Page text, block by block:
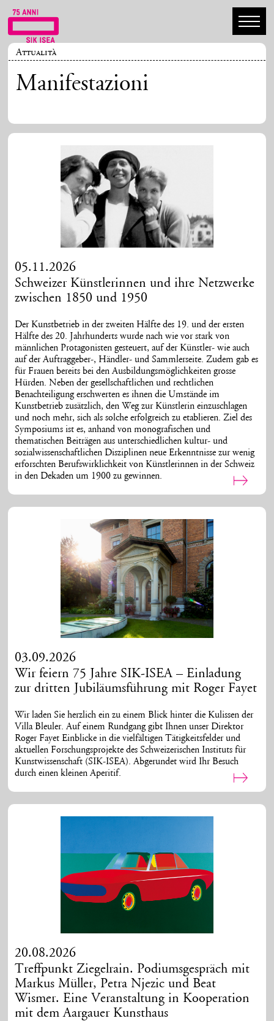
Attualità
Manifestazioni
05.11.2026
Schweizer Künstlerinnen und ihre Netzwerke
zwischen 1850 und 1950
Der Kunstbetrieb in der zweiten Hälfte des 19. und der ersten
Hälfte des 20. Jahrhunderts wurde nach wie vor stark von
männlichen Protagonisten gesteuert, auf der Künstler- wie auch
auf der Auftraggeber-, Händler- und Sammlerseite. Zudem gab es
für Frauen bereits bei den Ausbildungsmöglichkeiten grosse
Hürden. Neben der gesellschaftlichen und rechtlichen
Benachteiligung erschwerten es ihnen die Umstände im
Kunstbetrieb zusätzlich, den Weg zur Künstlerin einzuschlagen
und noch mehr, sich als solche erfolgreich zu etablieren. Ziel des
Symposiums ist es, anhand von monografischen und
thematischen Beiträgen aus unterschiedlichen kultur- und
sozialwissenschaftlichen Disziplinen neue Erkenntnisse zur wenig
erforschten Berufswirklichkeit von Künstlerinnen in der Schweiz
in den Dekaden um 1900 zu gewinnen.
03.09.2026
Wir feiern 75 Jahre SIK-ISEA – Einladung
zur dritten Jubiläumsführung mit Roger Fayet
Wir laden Sie herzlich ein zu einem Blick hinter die Kulissen der
Villa Bleuler. Auf einem Rundgang gibt Ihnen unser Direktor
Roger Fayet Einblicke in die vielfältigen Tätigkeitsfelder und
aktuellen Forschungsprojekte des Schweizerischen Instituts für
Kunstwissenschaft (SIK-ISEA). Abgerundet wird Ihr Besuch
durch einen kleinen Aperitif.
20.08.2026
Treffpunkt Ziegelrain. Podiumsgespräch mit
Markus Müller, Petra Njezic und Beat
Wismer. Eine Veranstaltung in Kooperation
mit dem Aargauer Kunsthaus